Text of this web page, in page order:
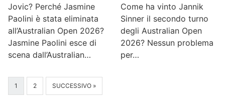
Jovic? Perché Jasmine
Paolini è stata eliminata
all’Australian Open 2026?
Jasmine Paolini esce di
scena dall’Australian…
Come ha vinto Jannik
Sinner il secondo turno
degli Australian Open
2026? Nessun problema
per…
1 2 SUCCESSIVO »